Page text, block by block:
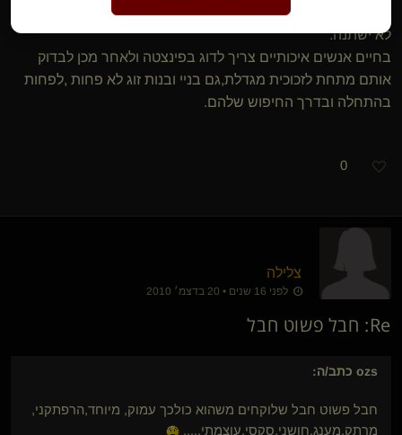
ביקוש וגישה מהסוג הזה מאנשים מסוימים כלפיי אחרים הוא גם
לא ישתנה.
בחיים אנשים איכותיים צריך לדוג בפינצטה ולאחר מכן לבדוק
אותם מתחת לזכוכית מגדלת,גם בניי ובנות זוג לא פחות ,לפחות
בהתחלה ובדרך החיפוש שלהם.
0
צלילה
לפני 16 שנים • 20 בדצמ׳ 2010
Re: חבל פשוט חבל
ozs כתב/ה:
חבל פשוט חבל שלוקחים משהוא כולכך עמוק, מיוחד,הרפתקני,
מרתק,מענג,חושני,סקסי.עוצמתי.....